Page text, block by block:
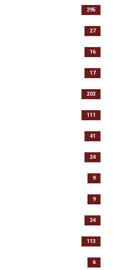
295
27
16
17
203
111
41
24
9
9
24
113
6